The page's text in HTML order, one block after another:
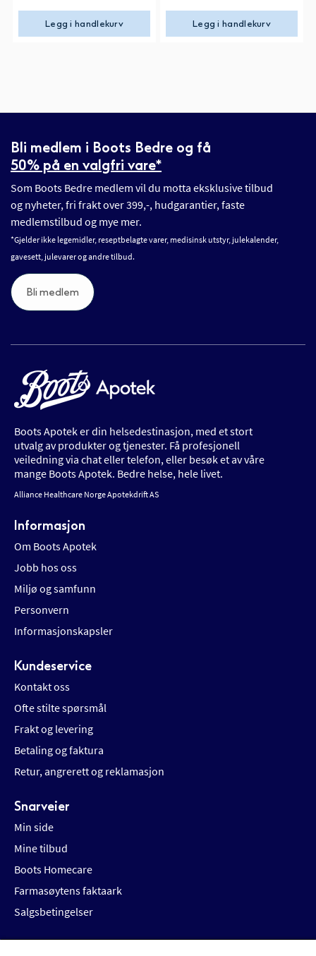
Legg i handlekurv Legg i handlekurv
Bli medlem i Boots Bedre og få
50% på en valgfri vare*
Som Boots Bedre medlem vil du motta eksklusive tilbud
og nyheter, fri frakt over 399,-, hudgarantier, faste
medlemstilbud og mye mer.
*Gjelder ikke legemidler, reseptbelagte varer, medisinsk utstyr, julekalender,
gavesett, julevarer og andre tilbud.
Bli medlem
Boots Apotek er din helsedestinasjon, med et stort
utvalg av produkter og tjenester. Få profesjonell
veiledning via chat eller telefon, eller besøk et av våre
mange Boots Apotek. Bedre helse, hele livet.
Alliance Healthcare Norge Apotekdrift AS
Informasjon
Om Boots Apotek
Jobb hos oss
Miljø og samfunn
Personvern
Informasjonskapsler
Kundeservice
Kontakt oss
Ofte stilte spørsmål
Frakt og levering
Betaling og faktura
Retur, angrerett og reklamasjon
Snarveier
Min side
Mine tilbud
Boots Homecare
Farmasøytens faktaark
Salgsbetingelser